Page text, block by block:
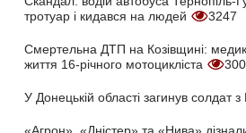
тротуар і кидався на людей
3247
Смертельна ДТП на Козівщині:
життя 16-річного мотоцикліста
У Донецькій області загинув солдат